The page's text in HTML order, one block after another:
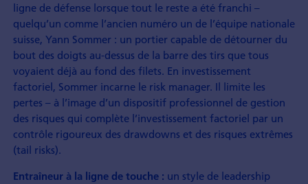
ligne de défense lorsque tout le reste a été franchi –
quelqu’un comme l’ancien numéro un de l’équipe nationale
suisse, Yann Sommer : un portier capable de détourner du
bout des doigts au-dessus de la barre des tirs que tous
voyaient déjà au fond des filets. En investissement
factoriel, Sommer incarne le risk manager. Il limite les
pertes – à l’image d’un dispositif professionnel de gestion
des risques qui complète l’investissement factoriel par un
contrôle rigoureux des drawdowns et des risques extrêmes
(tail risks).
Entraîneur à la ligne de touche : un style de leadership